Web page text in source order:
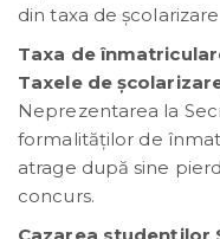
din taxa de școlarizare
Taxa de
Taxele de
Neprezentarea la
formalităților de
atrage după sine
concurs.